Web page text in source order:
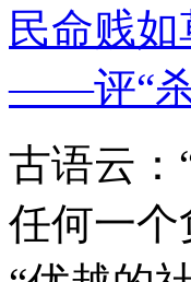
民命贱如
——评“杀
古语云：
任何一